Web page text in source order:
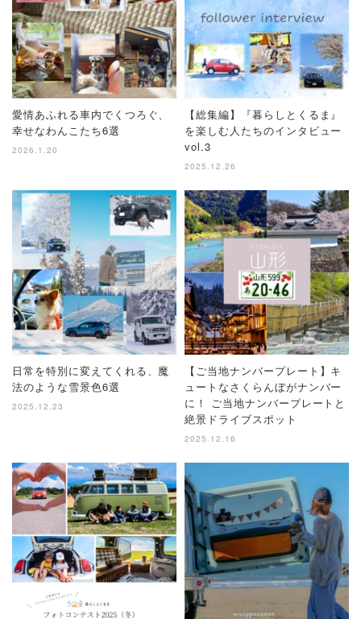
愛情あふれる車内でくつろぐ、
幸せなわんこたち6選
2026.1.20
【総集編】『暮らしとくるま』
を楽しむ人たちのインタビュー
vol.3
2025.12.26
日常を特別に変えてくれる、魔
法のような雪景色6選
2025.12.23
【ご当地ナンバープレート】キ
ュートなさくらんぼがナンバー
に！ ご当地ナンバープレートと
絶景ドライブスポット
2025.12.16